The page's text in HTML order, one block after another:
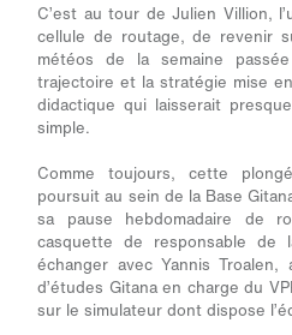
C’est au tour de Julien Villion,
cellule de routage, de revenir
météos de la semaine
trajectoire et la stratégie mise
didactique qui laisserait
simple.
Comme toujours, cette
poursuit au sein de la Base
sa pause hebdomadaire de
casquette de responsable de
échanger avec Yannis
d’études Gitana en charge du
sur le simulateur dont dispose